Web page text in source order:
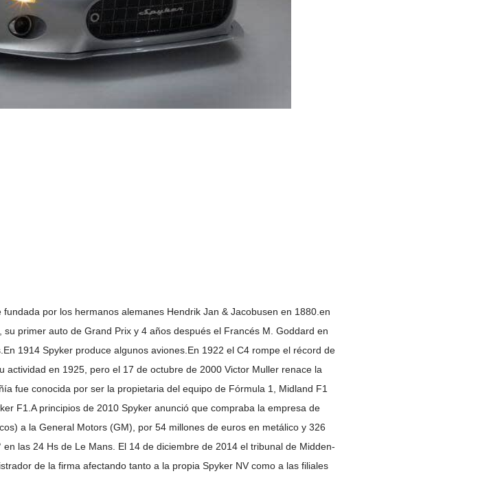
fundada por los hermanos alemanes Hendrik Jan & Jacobusen en 1880.en
primer auto de Grand Prix y 4 años después el Francés M. Goddard en
1914 Spyker produce algunos aviones.En 1922 el C4 rompe el récord de
en 1925, pero el 17 de octubre de 2000 Victor Muller renace la
fue conocida por ser la propietaria del equipo de Fórmula 1, Midland F1
F1.A principios de 2010 Spyker anunció que compraba la empresa de
a la General Motors (GM), por 54 millones de euros en metálico y 326
las 24 Hs de Le Mans. El 14 de diciembre de 2014 el tribunal de Midden-
de la firma afectando tanto a la propia Spyker NV como a las filiales